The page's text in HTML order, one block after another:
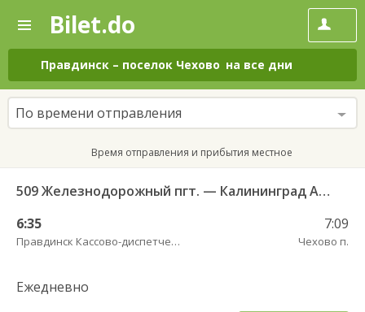
—
Поиск
и
покупка
билетов
на
автобус
онлайн
Bilet.do
Правдинск – поселок Чехово на все дни
По времени отправления
Время отправления и прибытия местное
509 Железнодорожный пгт. — Калининград АВ ч/з Правдинск КДП
6:35
Правдинск Кассово-диспетчерский пункт
7:09
Чехово п.
Ежедневно